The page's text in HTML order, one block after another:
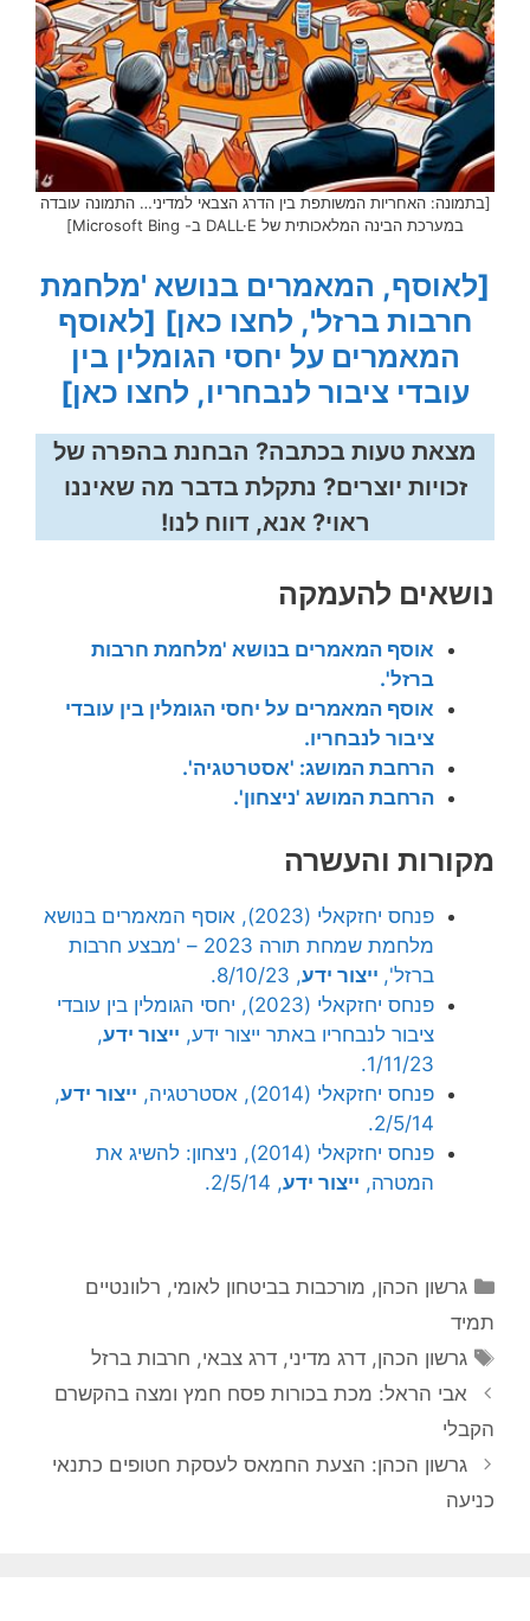
[בתמונה: האחריות המשותפת בין הדרג הצבאי למדיני… התמונה עובדה
במערכת הבינה המלאכותית של DALL·E ב- Microsoft Bing]
[לאוסף, המאמרים בנושא 'מלחמת
חרבות ברזל', לחצו כאן] [לאוסף
המאמרים על יחסי הגומלין בין
עובדי ציבור לנבחריו, לחצו כאן]
מצאת טעות בכתבה? הבחנת בהפרה של
זכויות יוצרים? נתקלת בדבר מה שאיננו
ראוי? אנא, דווח לנו!
נושאים להעמקה
אוסף המאמרים בנושא 'מלחמת חרבות
ברזל'.
אוסף המאמרים על יחסי הגומלין בין עובדי
ציבור לנבחריו.
הרחבת המושג: 'אסטרטגיה'.
הרחבת המושג 'ניצחון'.
מקורות והעשרה
פנחס יחזקאלי (2023), אוסף המאמרים בנושא
מלחמת שמחת תורה 2023 – 'מבצע חרבות
ברזל', ייצור ידע, 8/10/23.
פנחס יחזקאלי (2023), יחסי הגומלין בין עובדי
ציבור לנבחריו באתר ייצור ידע, ייצור ידע,
1/11/23.
פנחס יחזקאלי (2014), אסטרטגיה,
ייצור ידע,
2/5/14.
פנחס יחזקאלי (2014), ניצחון: להשיג את
המטרה, ייצור ידע, 2/5/14.
קטגוריות
גרשון הכהן, מורכבות בביטחון לאומי, רלוונטיים
תמיד
תגיות
גרשון הכהן,דרג מדיני,דרג צבאי, חרבות ברזל
אבי הראל: מכת בכורות פסח חמץ ומצה בהקשרם
הקבלי
גרשון הכהן: הצעת החמאס לעסקת חטופים כתנאי
כניעה